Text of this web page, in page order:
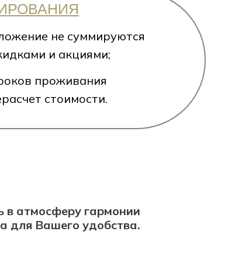
в атмосферу гармонии
для Вашего удобства.
не суммируются
и акциями;
проживания
стоимости.